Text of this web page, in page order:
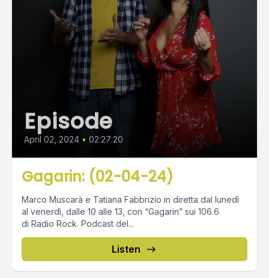
Episode
April 02, 2024 • 02:27:20
Gagarin: (02-04-24)
Marco Muscarà e Tatiana Fabbrizio in diretta dal lunedì
al venerdì, dalle 10 alle 13, con “Gagarin” sui 106.6
di Radio Rock. Podcast del...
Listen